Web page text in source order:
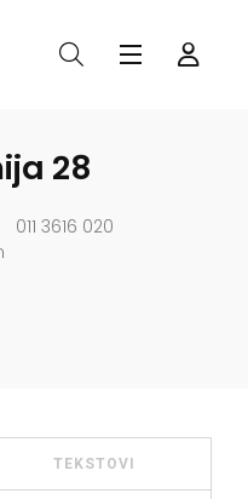
28
011 3616 020
TEKSTOVI